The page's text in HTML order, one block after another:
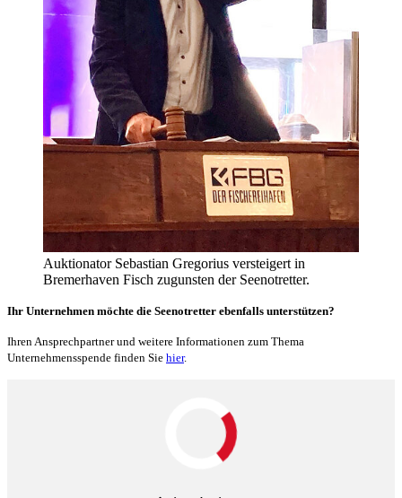
Auktionator Sebastian Gregorius versteigert in
Bremerhaven Fisch zugunsten der Seenotretter.
Ihr Unternehmen möchte die Seenotretter ebenfalls unterstützen?
Ihren Ansprechpartner und weitere Informationen zum Thema
Unternehmensspende finden Sie hier.